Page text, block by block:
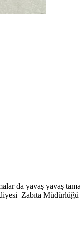
da yavaş yavaş
Zabıta